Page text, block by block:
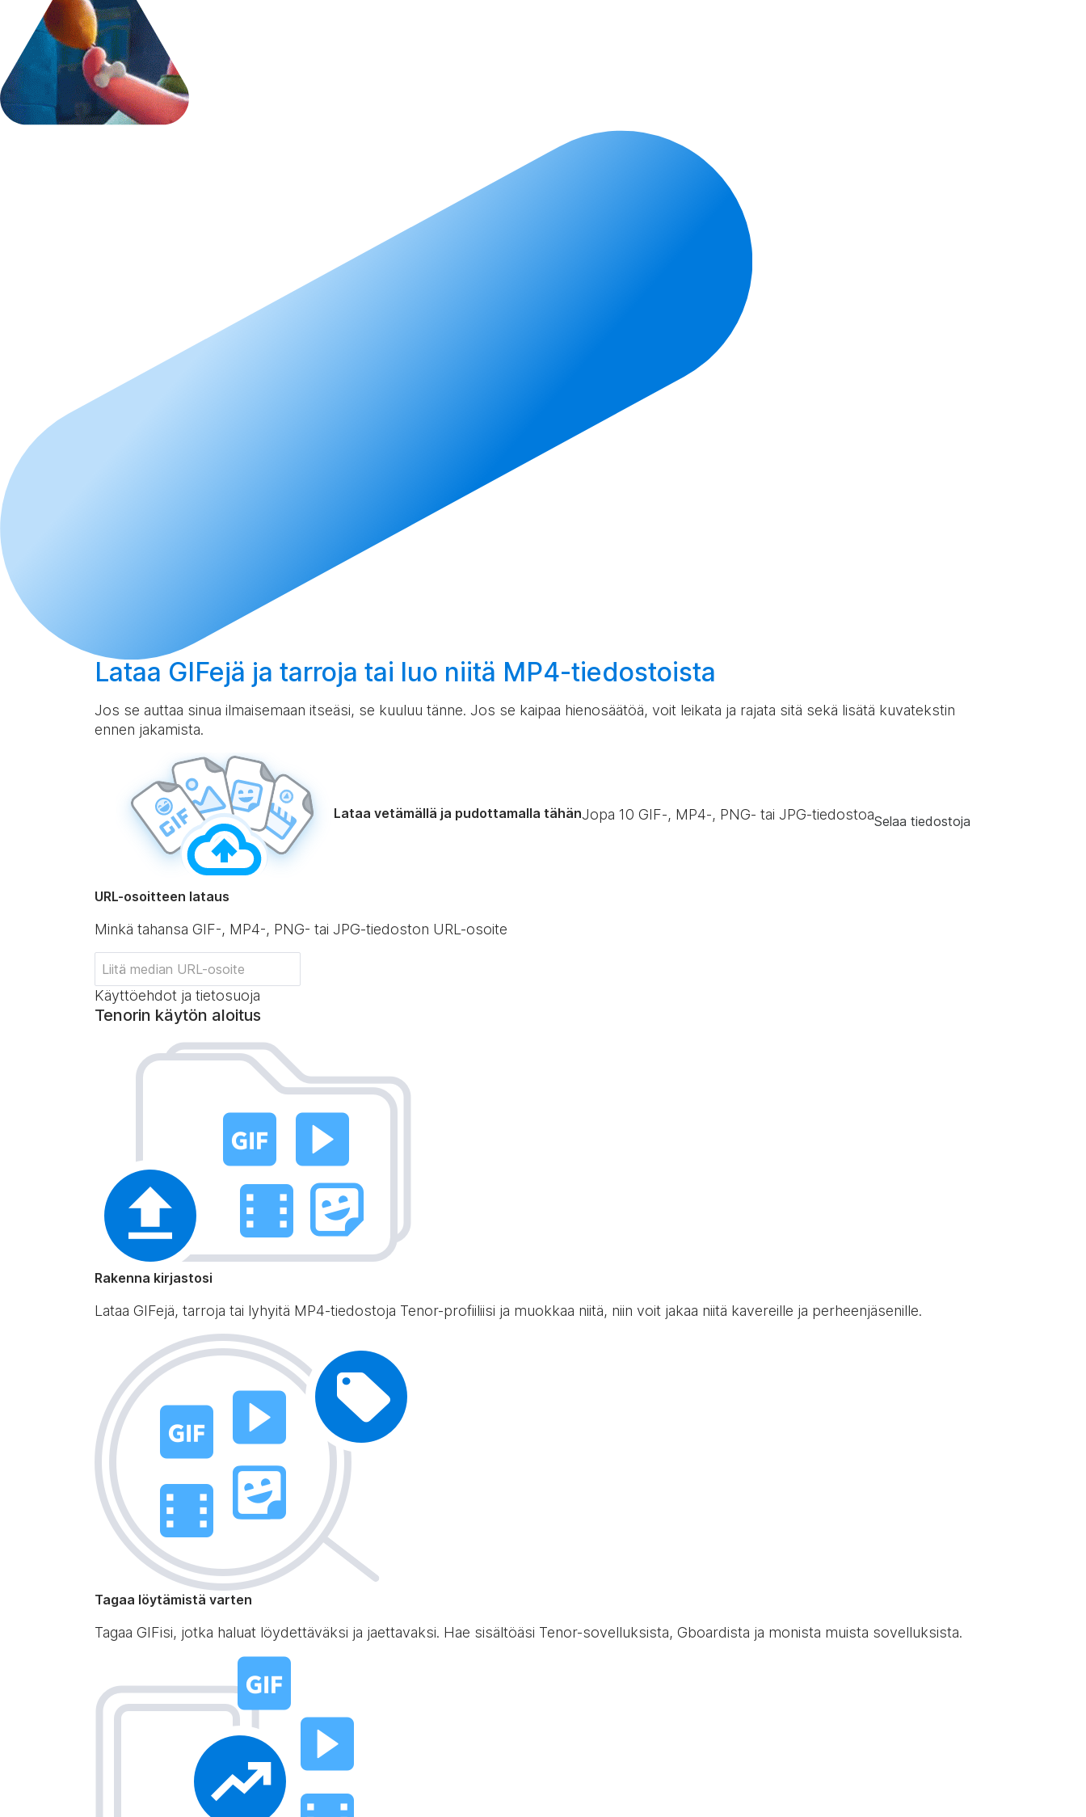
Lataa GIFejä ja tarroja tai luo niitä MP4-tiedostoista
Jos se auttaa sinua ilmaisemaan itseäsi, se kuuluu tänne. Jos se kaipaa hienosäätöä, voit leikata ja rajata sitä sekä lisätä kuvatekstin
ennen jakamista.
Lataa vetämällä ja pudottamalla tähänJopa 10 GIF‑, MP4‑, PNG‑ tai JPG-tiedostoaSelaa tiedostoja
URL-osoitteen lataus
Minkä tahansa GIF-, MP4-, PNG- tai JPG-tiedoston URL-osoite
Käyttöehdot ja tietosuoja
Tenorin käytön aloitus
Rakenna kirjastosi
Lataa GIFejä, tarroja tai lyhyitä MP4-tiedostoja Tenor-profiiliisi ja muokkaa niitä, niin voit jakaa niitä kavereille ja perheenjäsenille.
Tagaa löytämistä varten
Tagaa GIFisi, jotka haluat löydettäväksi ja jaettavaksi. Hae sisältöäsi Tenor-sovelluksista, Gboardista ja monista muista sovelluksista.